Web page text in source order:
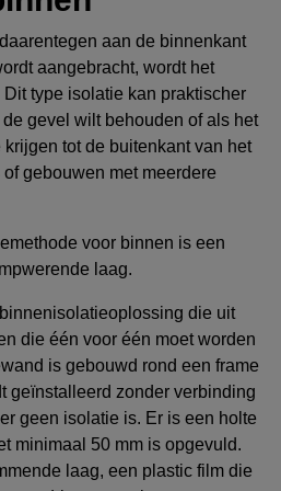
aan de binnenkant
aangebracht, wordt het
type isolatie kan praktischer
gevel wilt behouden of als het
tot de buitenkant van het
gebouwen met meerdere
voor binnen is een
laag.
die uit
die één voor één moet worden
is gebouwd rond een frame
geïnstalleerd zonder verbinding
geen isolatie is. Er is een holte
minimaal 50 mm is opgevuld.
laag, een plastic film die